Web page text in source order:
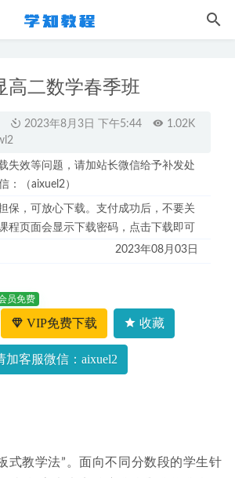
高二数学春季班
2023年8月3日 下午5:44
1.02K
失效等问题，请加站长微信给予补发处
：（aixuel2）
保，可放心下载。支付成功后，不要关
程页面会显示下载密码，点击下载即可
2023年08月03日
员免费
VIP免费下载 收藏
加客服微信：aixuel2
式教学法”。面向不同分数段的学生针
燃非凡法自己
入门从基础学到大神精讲课 2022-11-04
假班+秋季班）
2022-12-17
王明欢小学思维导图作文课 2022-10-13